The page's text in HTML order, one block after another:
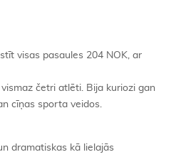
visas pasaules 204 NOK, ar
četri atlēti. Bija kuriozi gan
cīņas sporta veidos.
dramatiskas kā lielajās